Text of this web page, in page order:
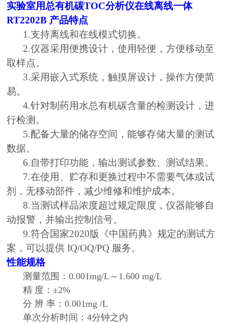
实验室用总有机碳TOC分析仪在线离线一体
RT2202B 产品特点
1.支持离线和在线模式切换。
2.仪器采用便携设计，使用轻便，方便移动至
取样点。
3.采用嵌入式系统，触摸屏设计，操作方便简
易。
4.针对制药用水总有机碳含量的检测设计，进
行检测。
5.配备大量的储存空间，能够存储大量的测试
数据。
6.自带打印功能，输出测试参数、测试结果。
7.在使用、贮存和更换过程中不需要气体或试
剂，无移动部件，减少维修和维护成本。
8.当测试样品浓度超过规定限度，仪器能够自
动报警，并输出控制信号。
9.符合国家2020版《中国药典》规定的测试方
案，可以提供 IQ/OQ/PQ 服务。
性能规格
测量范围：0.001mg/L～1.600 mg/L
精 度：±2%
分 辨 率：0.001mg /L
单次分析时间：4分钟之内